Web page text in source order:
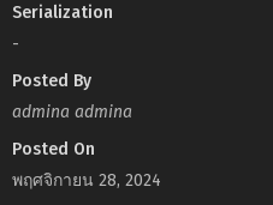
Serialization
-
Posted By
admina admina
Posted On
พฤศจิกายน 28, 2024